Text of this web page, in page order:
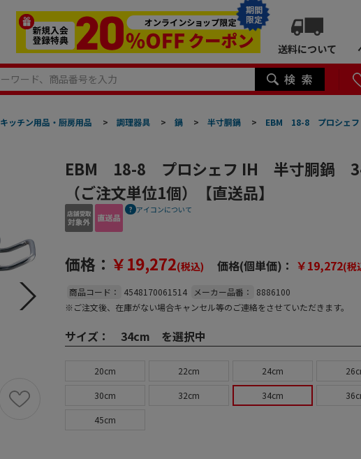
期間
限定
送料について
キッチン用品・厨房用品 > 調理器具 > 鍋 > 半寸胴鍋 > EBM 18-8 プロシェフ
EBM 18-8 プロシェフ IH 半寸胴鍋
（ご注文単位1個）【直送品】
アイコンについて
価格： ￥19,272(税込) 価格(個単価)： ￥19,272(税
商品コード： 4548170061514 メーカー品番：
8886100
※ご注文後、在庫がない場合キャンセル等のご連絡をさせていただきます。
サイズ： 34cm を選択中
20cm 22cm 24cm
30cm 32cm 34cm
45cm